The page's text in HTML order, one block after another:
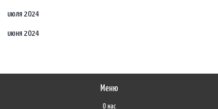
июля 2024
июня 2024
Меню
О нас